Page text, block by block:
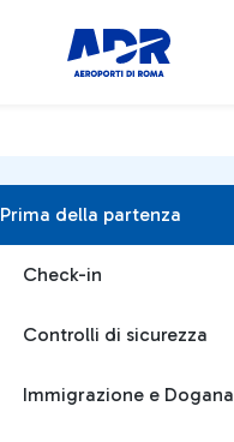
Prima della partenza
Check-in
Controlli di sicurezza
Immigrazione e Dogana